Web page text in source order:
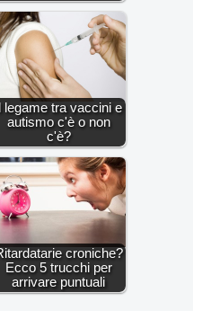
legame tra vaccini e
autismo c'è o non
c'è?
croniche?
Ecco 5 trucchi per
arrivare puntuali